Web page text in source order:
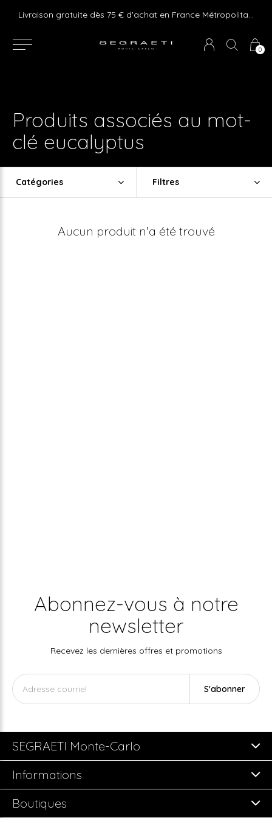
0
Livraison gratuite dès 75 € d'achat en France Métropolitaine et Monaco (hors mobilier)
Produits associés au mot-
clé eucalyptus
Catégories Filtres
Aucun produit n'a été trouvé
Abonnez-vous à notre
newsletter
Recevez les dernières offres et promotions
S'abonner
SEGRAETI Monte-Carlo
Informations
Boutiques